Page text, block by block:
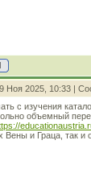
Ноя 2025, 10:33 |
с изучения
объемный
Вены и Граца, так и